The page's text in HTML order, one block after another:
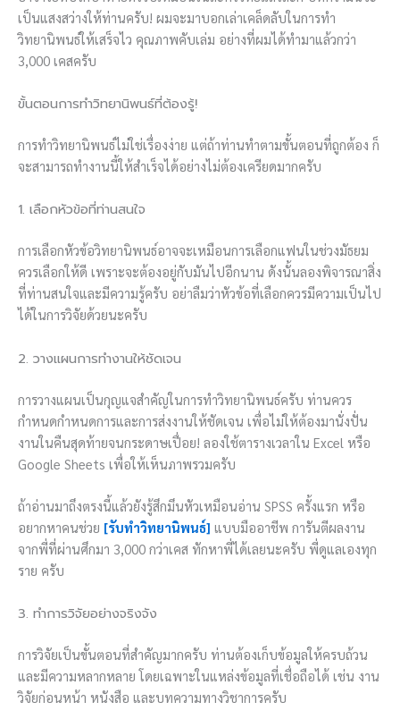
เป็นแสงสว่างให้ท่านครับ! ผมจะมาบอกเล่าเคล็ดลับในการทำ
วิทยานิพนธ์ให้เสร็จไว คุณภาพคับเล่ม อย่างที่ผมได้ทำมาแล้วกว่า
3,000 เคสครับ
ขั้นตอนการทำวิทยานิพนธ์ที่ต้องรู้!
การทำวิทยานิพนธ์ไม่ใช่เรื่องง่าย แต่ถ้าท่านทำตามขั้นตอนที่ถูกต้อง ก็
จะสามารถทำงานนี้ให้สำเร็จได้อย่างไม่ต้องเครียดมากครับ
1. เลือกหัวข้อที่ท่านสนใจ
การเลือกหัวข้อวิทยานิพนธ์อาจจะเหมือนการเลือกแฟนในช่วงมัธยม
ควรเลือกให้ดี เพราะจะต้องอยู่กับมันไปอีกนาน ดังนั้นลองพิจารณาสิ่ง
ที่ท่านสนใจและมีความรู้ครับ อย่าลืมว่าหัวข้อที่เลือกควรมีความเป็นไป
ได้ในการวิจัยด้วยนะครับ
2. วางแผนการทำงานให้ชัดเจน
การวางแผนเป็นกุญแจสำคัญในการทำวิทยานิพนธ์ครับ ท่านควร
กำหนดกำหนดการและการส่งงานให้ชัดเจน เพื่อไม่ให้ต้องมานั่งปั่น
งานในคืนสุดท้ายจนกระดาษเปื่อย! ลองใช้ตารางเวลาใน Excel หรือ
Google Sheets เพื่อให้เห็นภาพรวมครับ
ถ้าอ่านมาถึงตรงนี้แล้วยังรู้สึกมึนหัวเหมือนอ่าน SPSS ครั้งแรก หรือ
อยากหาคนช่วย [รับทำวิทยานิพนธ์] แบบมืออาชีพ การันตีผลงาน
จากพี่ที่ผ่านศึกมา 3,000 กว่าเคส ทักหาพี่ได้เลยนะครับ พี่ดูแลเองทุก
ราย ครับ
3. ทำการวิจัยอย่างจริงจัง
การวิจัยเป็นขั้นตอนที่สำคัญมากครับ ท่านต้องเก็บข้อมูลให้ครบถ้วน
และมีความหลากหลาย โดยเฉพาะในแหล่งข้อมูลที่เชื่อถือได้ เช่น งาน
วิจัยก่อนหน้า หนังสือ และบทความทางวิชาการครับ